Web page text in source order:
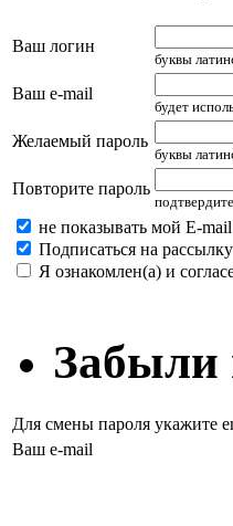
Ваш логин
буквы
Ваш e-mail
будет
Желаемый пароль
буквы
Повторите пароль
не показывать мой E-
Подписаться на
Я ознакомлен(а) и
Забыли
Для смены пароля укажите
Ваш e-mail